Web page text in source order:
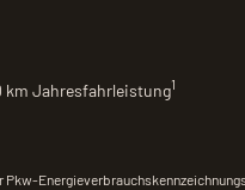
km Jahresfahrleistung1
Pkw-